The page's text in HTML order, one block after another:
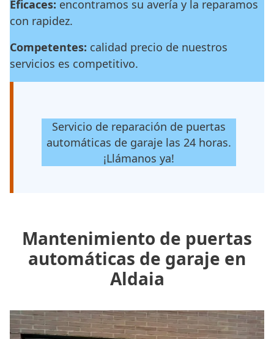
Eficaces: encontramos su avería y la reparamos
con rapidez.
Competentes: calidad precio de nuestros
servicios es competitivo.
Servicio de reparación de puertas
automáticas de garaje las 24 horas.
¡Llámanos ya!
Mantenimiento de puertas
automáticas de garaje en
Aldaia